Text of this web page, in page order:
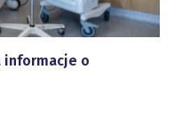
informacje o